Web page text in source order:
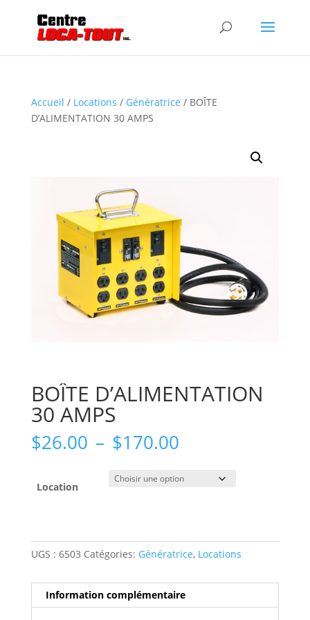
Accueil / Locations / Génératrice / BOÎTE
D’ALIMENTATION 30 AMPS
BOÎTE D’ALIMENTATION
30 AMPS
$26.00 – $170.00Plage
prix :
$26.00
Location
UGS : 6503 Catégories: Génératrice, Locations
Information complémentaire